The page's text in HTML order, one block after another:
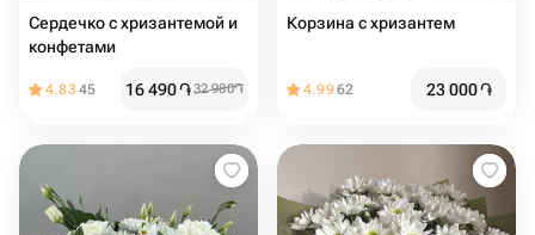
Сердечко с хризантемой и
конфетами
4.8345 16 490֏32 980֏
Корзина с хризантем
4.9962 23 000֏